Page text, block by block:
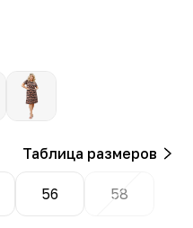
Таблица размеров
56 58